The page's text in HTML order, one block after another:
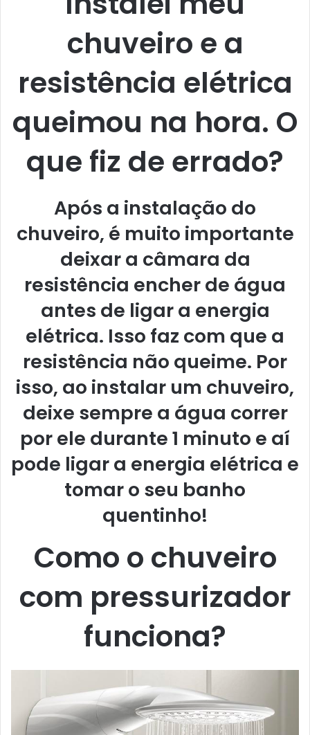
chuveiro e a
resistência elétrica
queimou na hora. O
que fiz de errado?
Após a instalação do
chuveiro, é muito importante
deixar a câmara da
resistência encher de água
antes de ligar a energia
elétrica. Isso faz com que a
resistência não queime. Por
isso, ao instalar um chuveiro,
deixe sempre a água correr
por ele durante 1 minuto e aí
pode ligar a energia elétrica e
tomar o seu banho
quentinho!
Como o chuveiro
com pressurizador
funciona?